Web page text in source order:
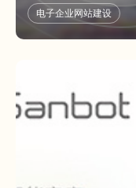
的国 际工业盛会“汉诺威
以卓越的质量、优异的性
电子企业网站建设